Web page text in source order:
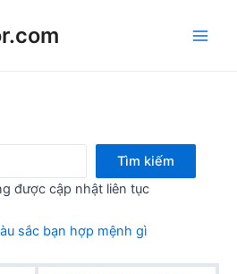
Tìm kiếm
được cập nhật liên tục
sắc bạn hợp mệnh gì